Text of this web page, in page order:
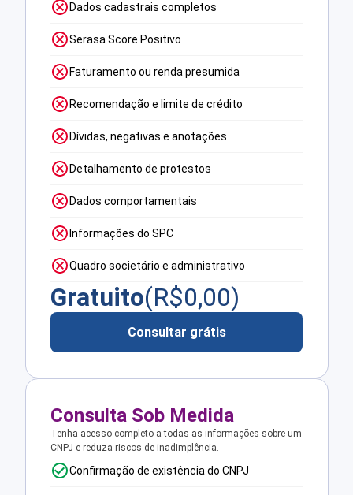
Dados cadastrais completos
Serasa Score Positivo
Faturamento ou renda presumida
Recomendação e limite de crédito
Dívidas, negativas e anotações
Detalhamento de protestos
Dados comportamentais
Informações do SPC
Quadro societário e administrativo
Gratuito(R$0,00)
Consultar grátis
Consulta Sob Medida
Tenha acesso completo a todas as informações sobre um
CNPJ e reduza riscos de inadimplência.
Confirmação de existência do CNPJ